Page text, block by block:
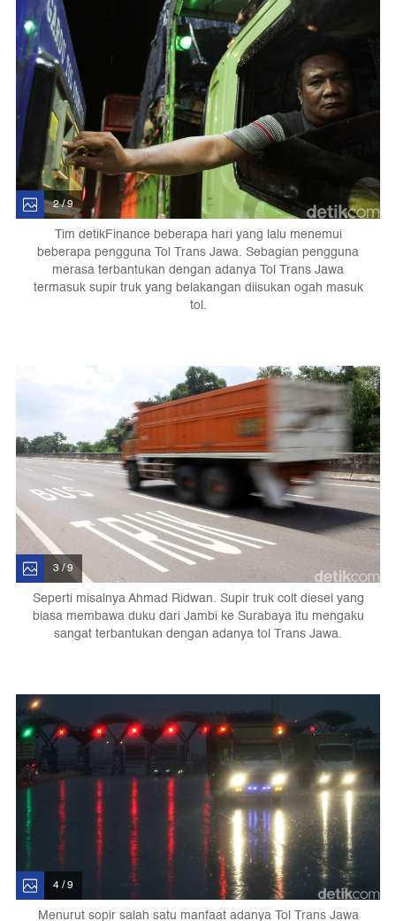
2 / 9
Tim detikFinance beberapa hari yang lalu menemui
beberapa pengguna Tol Trans Jawa. Sebagian pengguna
merasa terbantukan dengan adanya Tol Trans Jawa
termasuk supir truk yang belakangan diisukan ogah masuk
tol.
3 / 9
Seperti misalnya Ahmad Ridwan. Supir truk colt diesel yang
biasa membawa duku dari Jambi ke Surabaya itu mengaku
sangat terbantukan dengan adanya tol Trans Jawa.
4 / 9
Menurut sopir salah satu manfaat adanya Tol Trans Jawa